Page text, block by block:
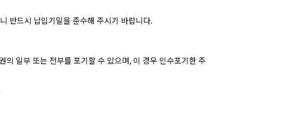
반드시 납입기일을 준수해 주시기 바랍니다.
일부 또는 전부를 포기할 수 있으며, 이 경우 인수포기한 주